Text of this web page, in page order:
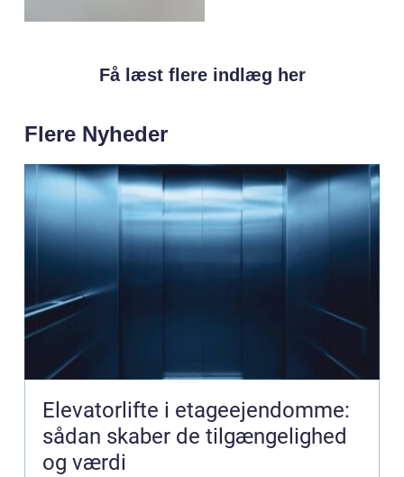
Få læst flere indlæg her
Flere Nyheder
Elevatorlifte i etageejendomme:
sådan skaber de tilgængelighed
og værdi